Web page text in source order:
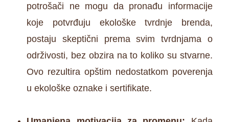
potrošači ne mogu da pronađu informacije
koje potvrđuju ekološke tvrdnje brenda,
postaju skeptični prema svim tvrdnjama o
održivosti, bez obzira na to koliko su stvarne.
Ovo rezultira opštim nedostatkom poverenja
u ekološke oznake i sertifikate.